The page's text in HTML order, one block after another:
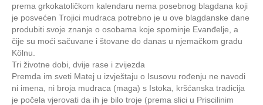
prema grkokatoličkom kalendaru nema posebnog blagdana koji
je posvećen Trojici mudraca potrebno je u ove blagdanske dane
produbiti svoje znanje o osobama koje spominje Evanđelje, a
čije su moći sačuvane i štovane do danas u njemačkom gradu
Kölnu.
Tri životne dobi, dvije rase i zvijezda
Premda im sveti Matej u izvještaju o Isusovu rođenju ne navodi
ni imena, ni broja mudraca (maga) s Istoka, kršćanska tradicija
je počela vjerovati da ih je bilo troje (prema slici u Priscilinim